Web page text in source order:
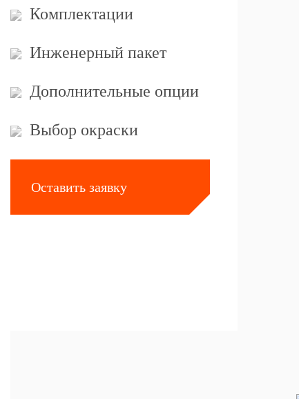
Комплектации
Инженерный пакет
Дополнительные опции
Выбор окраски
Оставить заявку